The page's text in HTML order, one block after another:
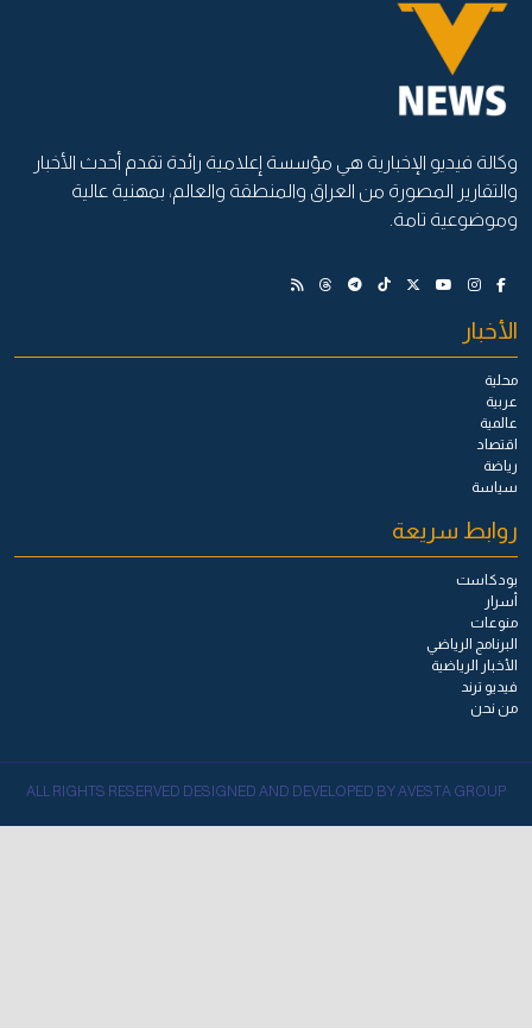
وكالة فيديو الإخبارية هي مؤسسة إعلامية رائدة تقدم أحدث الأخبار
والتقارير المصورة من العراق والمنطقة والعالم، بمهنية عالية
وموضوعية تامة.
الأخبار
محلية
عربية
عالمية
اقتصاد
رياضة
سياسة
روابط سريعة
بودكاست
أسرار
منوعات
البرنامج الرياضي
الأخبار الرياضية
فيديو ترند
من نحن
ALL RIGHTS RESERVED DESIGNED AND DEVELOPED BY AVESTA GROUP